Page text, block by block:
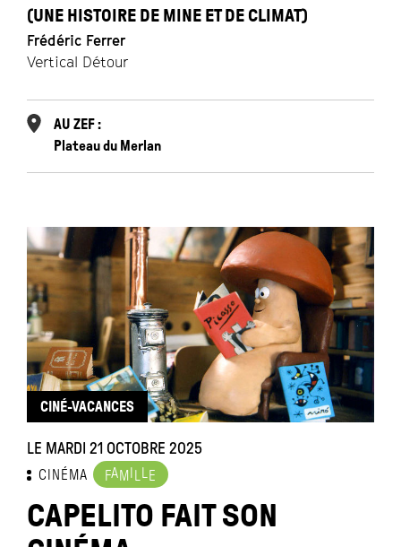
(UNE HISTOIRE DE MINE ET DE CLIMAT)
Frédéric Ferrer
Vertical Détour
AU ZEF :
Plateau du Merlan
CINÉ-VACANCES
LE MARDI 21 OCTOBRE 2025
CINÉMA FAM E
CAPELITO FAIT SON